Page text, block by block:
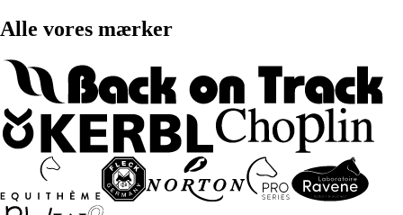
Alle vores mærker